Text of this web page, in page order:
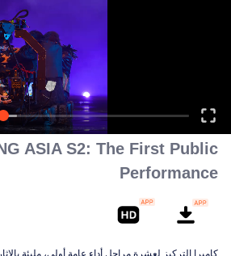
ASIA S2: The First Public
Performance
كاميرا التركيز لعشرة مراحل أداء عامة أولى، مليئة